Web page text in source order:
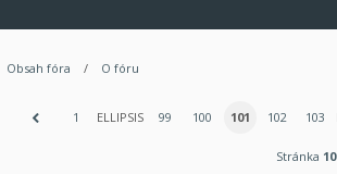
Obsah fóra O fóru
1 ELLIPSIS 99 100 101 102 103
Stránka